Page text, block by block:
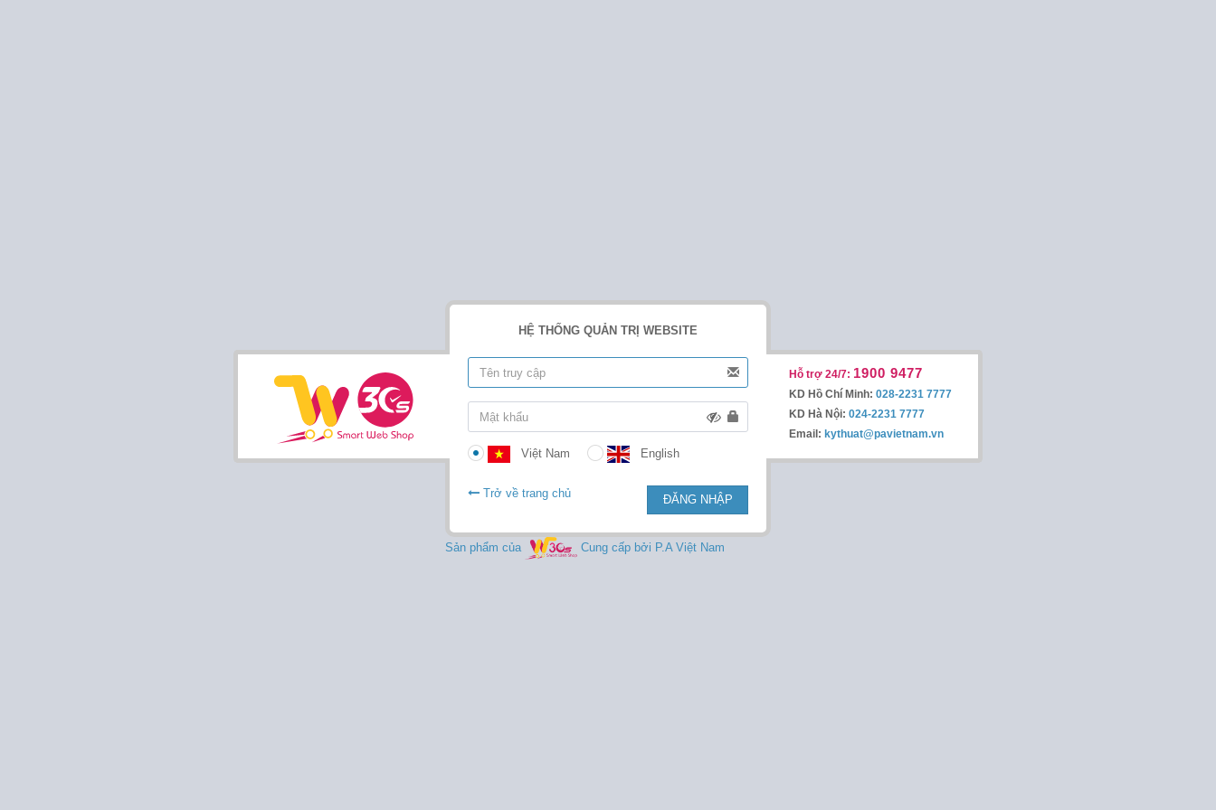
Hỗ trợ 24/7: 1900 9477
KD Hồ Chí Minh: 028-2231 7777
KD Hà Nội: 024-2231 7777
Email: kythuat@pavietnam.vn
HỆ THỐNG QUẢN TRỊ WEBSITE
Việt Nam English
Trở về trang chủ ĐĂNG NHẬP
Sản phẩm của Cung cấp bởi P.A Việt Nam